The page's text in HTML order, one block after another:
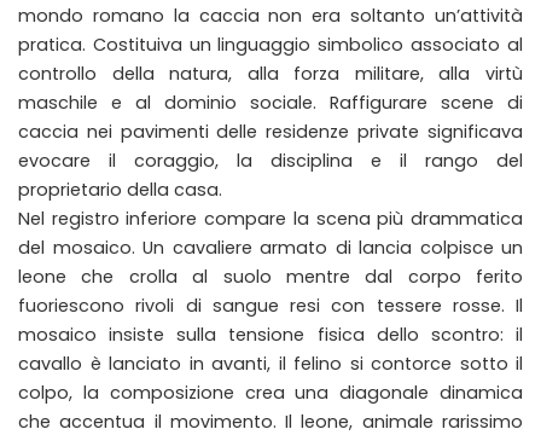
mondo romano la caccia non era soltanto un’attività
pratica. Costituiva un linguaggio simbolico associato al
controllo della natura, alla forza militare, alla virtù
maschile e al dominio sociale. Raffigurare scene di
caccia nei pavimenti delle residenze private significava
evocare il coraggio, la disciplina e il rango del
proprietario della casa.
Nel registro inferiore compare la scena più drammatica
del mosaico. Un cavaliere armato di lancia colpisce un
leone che crolla al suolo mentre dal corpo ferito
fuoriescono rivoli di sangue resi con tessere rosse. Il
mosaico insiste sulla tensione fisica dello scontro: il
cavallo è lanciato in avanti, il felino si contorce sotto il
colpo, la composizione crea una diagonale dinamica
che accentua il movimento. Il leone, animale rarissimo